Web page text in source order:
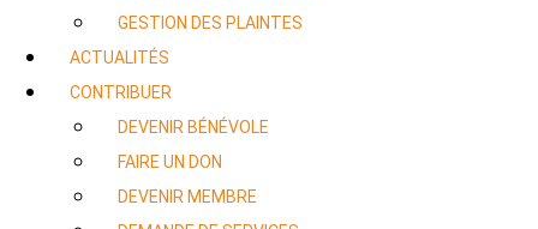
GESTION DES PLAINTES
ACTUALITÉS
CONTRIBUER
DEVENIR BÉNÉVOLE
FAIRE UN DON
DEVENIR MEMBRE